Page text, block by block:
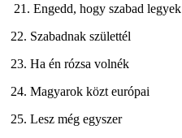
21. Engedd, hogy szabad legyek
22. Szabadnak születtél
23. Ha én rózsa volnék
24. Magyarok közt európai
25. Lesz még egyszer